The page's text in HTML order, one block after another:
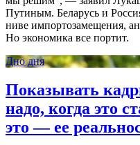
Путиным. Беларусь и
ниве импортозамещения,
Но экономика все портит.
Дно дня
Показывать
надо, когда это
это — ее